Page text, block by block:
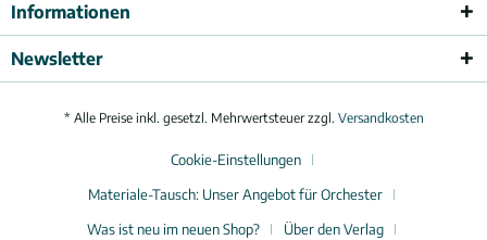
Informationen
Newsletter
* Alle Preise inkl. gesetzl. Mehrwertsteuer zzgl. Versandkosten
Cookie-Einstellungen
Materiale-Tausch: Unser Angebot für Orchester
Was ist neu im neuen Shop?
Über den Verlag